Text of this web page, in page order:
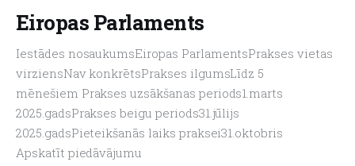
Eiropas Parlaments
Iestādes nosaukumsEiropas ParlamentsPrakses vietas
virziensNav konkrētsPrakses ilgumsLīdz 5
mēnešiem Prakses uzsākšanas periods1.marts
2025.gadsPrakses beigu periods31.jūlijs
2025.gadsPieteikšanās laiks praksei31.oktobris
Apskatīt piedāvājumu